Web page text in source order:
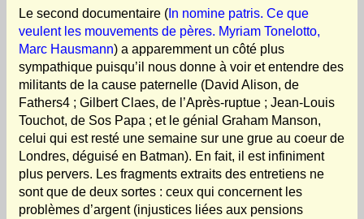
Le second documentaire ( In nomine patris. Ce que
veulent les mouvements de pères. Myriam Tonelotto,
Marc Hausmann) a apparemment un côté plus
sympathique puisqu’il nous donne à voir et entendre des
militants de la cause paternelle (David Alison, de
Fathers4 ; Gilbert Claes, de l’Après-ruptue ; Jean-Louis
Touchot, de Sos Papa ; et le génial Graham Manson,
celui qui est resté une semaine sur une grue au coeur de
Londres, déguisé en Batman). En fait, il est infiniment
plus pervers. Les fragments extraits des entretiens ne
sont que de deux sortes : ceux qui concernent les
problèmes d’argent (injustices liées aux pensions